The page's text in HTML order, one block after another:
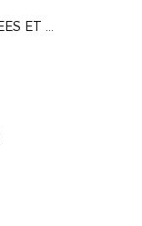
SOIREE DES TROPHEES ET DES BENEVOLES